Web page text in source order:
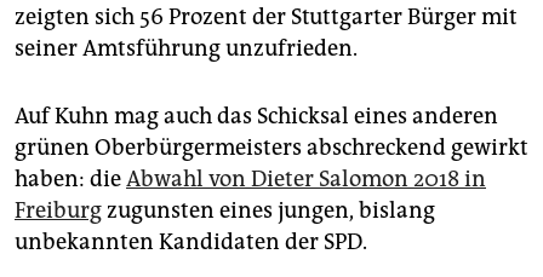
zeigten sich 56 Prozent der Stuttgarter Bürger mit
seiner Amtsführung unzufrieden.
Auf Kuhn mag auch das Schicksal eines anderen
grünen Oberbürgermeisters abschreckend gewirkt
haben: dieAbwahl von Dieter Salomon 2018 in
Freiburgzugunsten eines jungen, bislang
unbekannten Kandidaten der SPD.